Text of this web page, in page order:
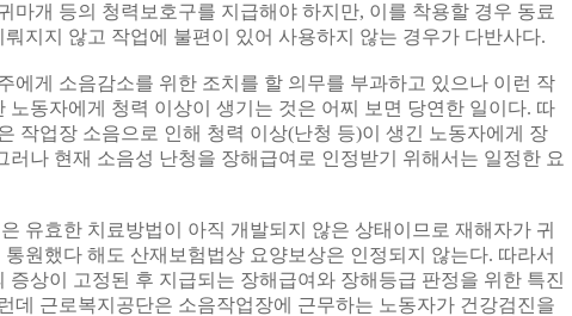
마개 등의 청력보호구를 지급해야 하지만, 이를 착용할 경우 동료
지지 않고 작업에 불편이 있어 사용하지 않는 경우가 다반사다.
에게 소음감소를 위한 조치를 할 의무를 부과하고 있으나 이런 작
노동자에게 청력 이상이 생기는 것은 어찌 보면 당연한 일이다. 따
작업장 소음으로 인해 청력 이상(난청 등)이 생긴 노동자에게 장
러나 현재 소음성 난청을 장해급여로 인정받기 위해서는 일정한 요
유효한 치료방법이 아직 개발되지 않은 상태이므로 재해자가 귀
원했다 해도 산재보험법상 요양보상은 인정되지 않는다. 따라서
증상이 고정된 후 지급되는 장해급여와 장해등급 판정을 위한 특진
데 근로복지공단은 소음작업장에 근무하는 노동자가 건강검진을